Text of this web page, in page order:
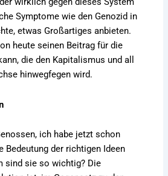
Symptome wie den Genozid in
etwas Großartiges anbieten.
heute seinen Beitrag für die
die den Kapitalismus und all
hinwegfegen wird.
ich habe jetzt schon
Bedeutung der richtigen Ideen
sind sie so wichtig? Die